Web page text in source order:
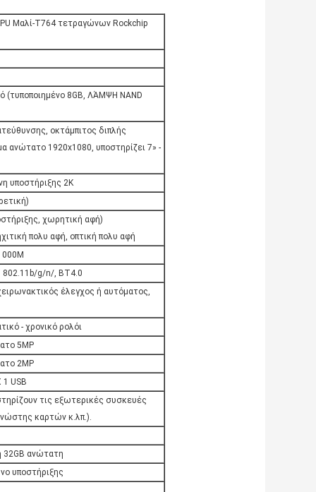
Μαλί-T764 τετραγώνων Rockchip
(τυποποιημένο 8GB, ΛΆΜΨΗ NAND
οκτάμπιτος διπλής
ανώτατο 1920x1080, υποστηρίζει 7» -
υποστήριξης 2K
χωρητική αφή)
πολυ αφή, οπτική πολυ αφή
802.11b/g/n/, BT4.0
έλεγχος ή αυτόματος,
- χρονικό ρολόι
5MP
2MP
USB
τις εξωτερικές συσκευές
καρτών κ.λπ.).
32GB ανώτατη
υποστήριξης